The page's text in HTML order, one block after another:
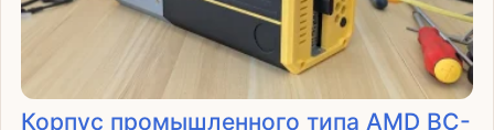
Корпус промышленного типа AMD BC-